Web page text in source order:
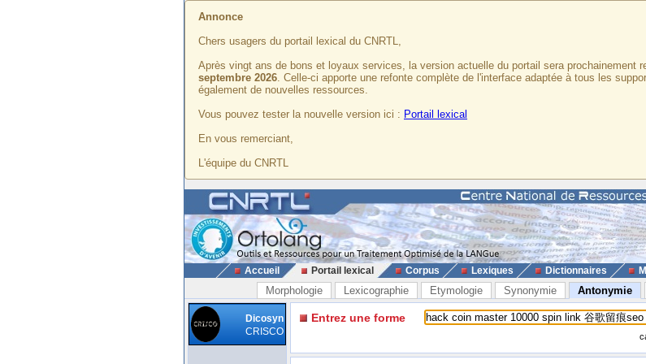
Annonce
Chers usagers du portail lexical du CNRTL,
Après vingt ans de bons et loyaux services, la version actuelle du portail sera prochainement
septembre 2026. Celle-ci apporte une refonte complète de l'interface adaptée à tous les
également de nouvelles ressources.
Vous pouvez tester la nouvelle version ici : Portail lexical
En vous remerciant,
L'équipe du CNRTL
Accueil Portail lexical Corpus Lexiques Dictionnaires
Morphologie Lexicographie Etymologie Synonymie Antonymie
Dicosyn
CRISCO
Entrez une forme